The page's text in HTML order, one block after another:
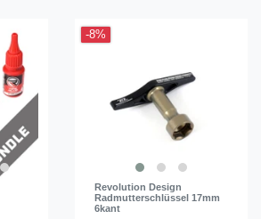
-8%
Revolution Design
Radmutterschlüssel 17mm
6kant